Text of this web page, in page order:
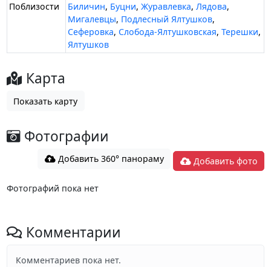
Поблизости Биличин, Буцни,Журавлевка,Лядова,
Мигалевцы, Подлесный Ялтушков,
Сеферовка, Слобода-Ялтушковская,Терешки,
Ялтушков
Карта
Показать карту
Фотографии
Добавить 360° панораму Добавить фото
Фотографий пока нет
Комментарии
Комментариев пока нет.